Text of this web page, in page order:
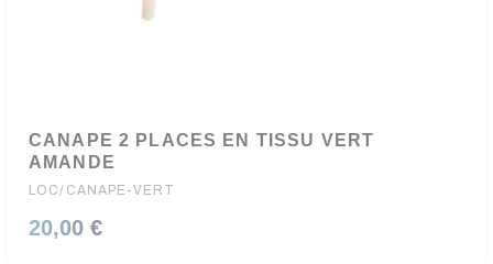
CANAPE 2 PLACES EN TISSU VERT
AMANDE
LOC/CANAPE-VERT
20,00 €